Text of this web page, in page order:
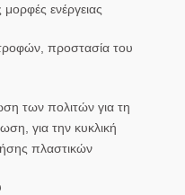
ενέργειας
προστασία του
των πολιτών για τη
για την κυκλική
πλαστικών